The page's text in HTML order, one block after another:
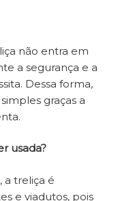
não entra em
a segurança e a
Dessa forma,
graças a
usada?
a treliça é
e viadutos, pois